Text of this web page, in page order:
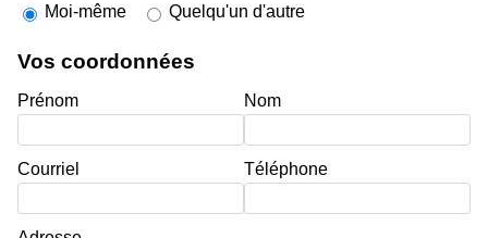
Moi-même Quelqu'un d'autre
Vos coordonnées
Prénom Nom
Courriel Téléphone